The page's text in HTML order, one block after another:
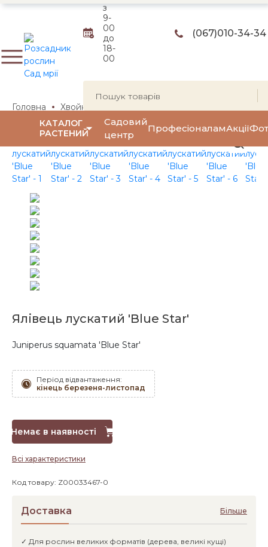
з
9-
00
до
18-
00
(067)010-34-34
КАТАЛОГ
РАСТЕНИЙ
Садовий
центр
ПрофесіоналамАкції
Головна Хвойні рослини
Ялівець лускатий 'Blue Star'
Juniperus squamata 'Blue Star'
Період відвантаження:
кінець березеня-листопад
Немає в наявності
Всі характеристики
Код товару: Z00033467-0
Доставка Більше
✓ Для рослин великих форматів (дерева, великі кущі)